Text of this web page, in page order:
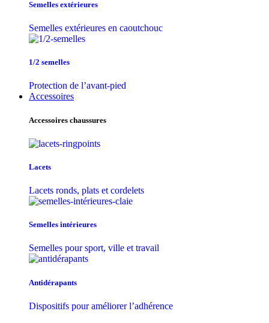
Semelles extérieures
Semelles extérieures en caoutchouc
1/2 semelles
Protection de l’avant-pied
Accessoires
Accessoires chaussures
Lacets
Lacets ronds, plats et cordelets
Semelles intérieures
Semelles pour sport, ville et travail
Antidérapants
Dispositifs pour améliorer l’adhérence